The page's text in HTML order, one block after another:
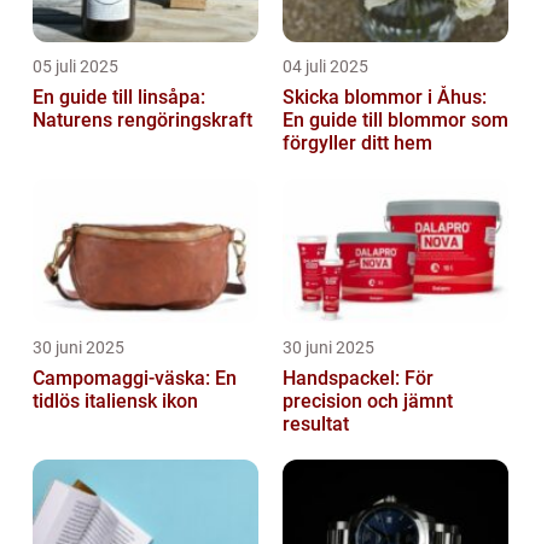
05 juli 2025
En guide till linsåpa:
Naturens rengöringskraft
04 juli 2025
Skicka blommor i Åhus:
En guide till blommor som
förgyller ditt hem
30 juni 2025
Campomaggi-väska: En
tidlös italiensk ikon
30 juni 2025
Handspackel: För
precision och jämnt
resultat